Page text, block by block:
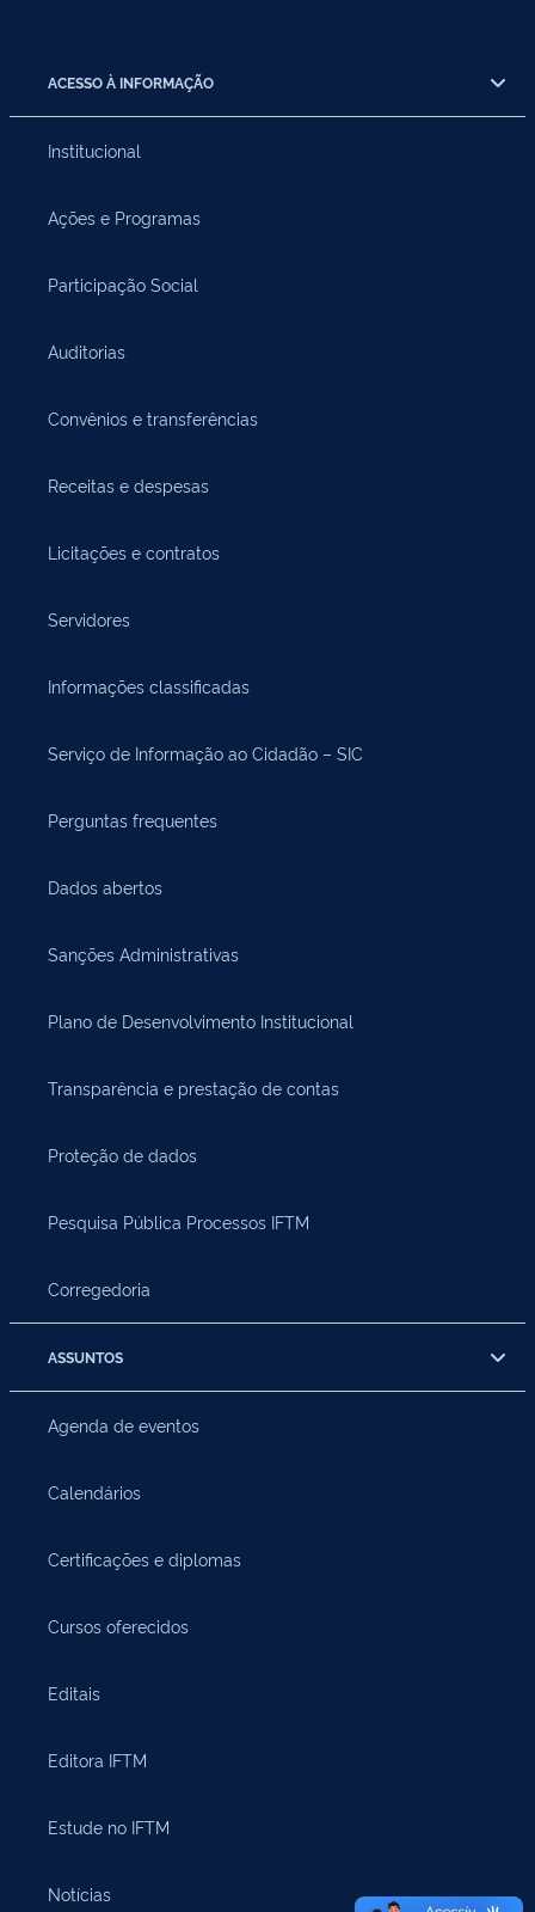
ACESSO À INFORMAÇÃO
Institucional
Ações e Programas
Participação Social
Auditorias
Convênios e transferências
Receitas e despesas
Licitações e contratos
Servidores
Informações classificadas
Serviço de Informação ao Cidadão – SIC
Perguntas frequentes
Dados abertos
Sanções Administrativas
Plano de Desenvolvimento Institucional
Transparência e prestação de contas
Proteção de dados
Pesquisa Pública Processos IFTM
Corregedoria
ASSUNTOS
Agenda de eventos
Calendários
Certificações e diplomas
Cursos oferecidos
Editais
Editora IFTM
Estude no IFTM
Notícias